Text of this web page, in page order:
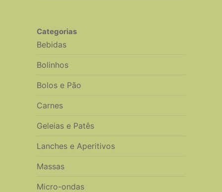
Categorias
Bebidas
Bolinhos
Bolos e Pão
Carnes
Geleias e Patês
Lanches e Aperitivos
Massas
Micro-ondas